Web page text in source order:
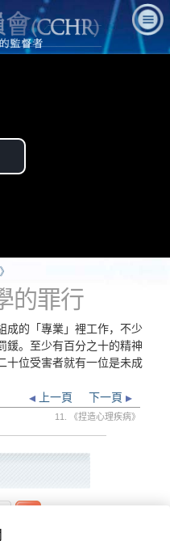
的罪行
成的「專業」裡工作，不少
鍰。至少有百分之十的精神
十位受害者就有一位是未成
下一頁
上一頁
11. 《捏造心理疾病》